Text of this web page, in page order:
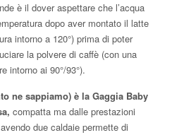
è il dover aspettare che l’acqua
dopo aver montato il latte
intorno a 120°) prima di poter
la polvere di caffè (con una
intorno ai 90°/93°).
ne sappiamo) è la Gaggia Baby
compatta ma dalle prestazioni
due caldaie permette di